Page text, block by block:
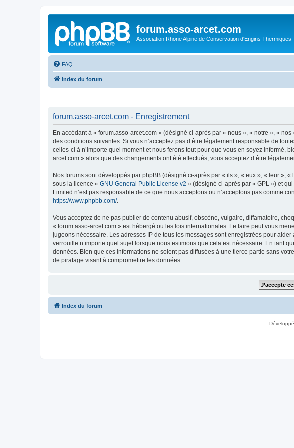
forum.asso-arcet.com
Association Rhone Alpine de Conservation d'Engins Thermiques
FAQ
Index du forum
forum.asso-arcet.com - Enregistrement
En accédant à « forum.asso-arcet.com » (désigné ci-après par « nous », « notre », «
des conditions suivantes. Si vous n’acceptez pas d’être légalement responsable de
celles-ci à n’importe quel moment et nous ferons tout pour que vous en soyez informé,
arcet.com » alors que des changements ont été effectués, vous acceptez d’être
Nos forums sont développés par phpBB (désigné ci-après par « ils », « eux », « leur »,
sous la licence « GNU General Public License v2 » (désigné ci-après par « GPL ») et
Limited n’est pas responsable de ce que nous acceptons ou n’acceptons pas comme
https://www.phpbb.com/.
Vous acceptez de ne pas publier de contenu abusif, obscène, vulgaire, diffamatoire,
« forum.asso-arcet.com » est hébergé ou les lois internationales. Le faire peut vous
jugeons nécessaire. Les adresses IP de tous les messages sont enregistrées pour
verrouille n’importe quel sujet lorsque nous estimons que cela est nécessaire. En tant
données. Bien que ces informations ne soient pas diffusées à une tierce partie sans
de piratage visant à compromettre les données.
Index du forum